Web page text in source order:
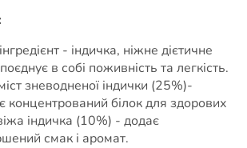
- індичка, ніжне дієтичне
в собі поживність та легкість.
зневодненої індички (25%)-
концентрований білок для здорових
індичка (10%) - додає
смак і аромат.